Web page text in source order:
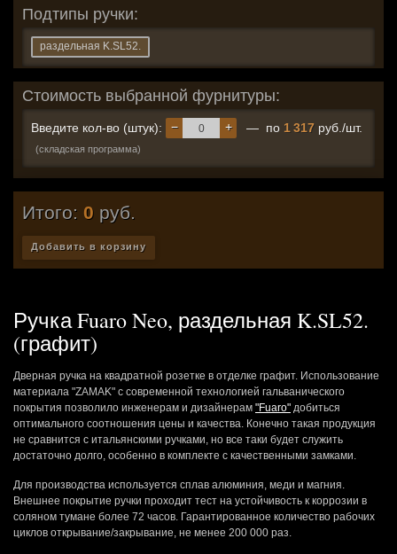
Подтипы ручки:
раздельная K.SL52.
Стоимость выбранной фурнитуры:
Введите кол-во (штук): +
− — по 1 317 руб./шт.
(складская программа)
Итого: 0 руб.
Добавить в корзину
Ручка Fuaro Neo, раздельная K.SL52.
(графит)
Дверная ручка на квадратной розетке в отделке графит. Использование
материала "ZAMAK" c современной технологией гальванического
покрытия позволило инженерам и дизайнерам "Fuaro" добиться
оптимального соотношения цены и качества. Конечно такая продукция
не сравнится с итальянскими ручками, но все таки будет служить
достаточно долго, особенно в комплекте с качественными замками.
Для производства используется сплав алюминия, меди и магния.
Внешнее покрытие ручки проходит тест на устойчивость к коррозии в
соляном тумане более 72 часов. Гарантированное количество рабочих
циклов открывание/закрывание, не менее 200 000 раз.